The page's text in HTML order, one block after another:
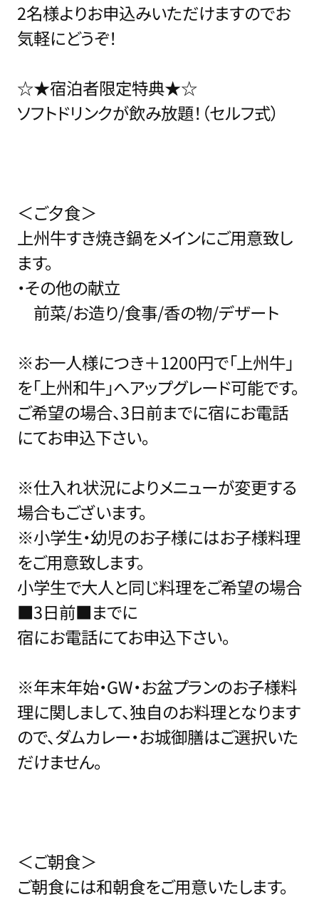
2名様よりお申込みいただけますのでお
気軽にどうぞ！
☆★宿泊者限定特典★☆
ソフトドリンクが飲み放題！（セルフ式）
＜ご夕食＞
上州牛すき焼き鍋をメインにご用意致し
ます。
・その他の献立
前菜/お造り/食事/香の物/デザート
※お一人様につき＋1200円で「上州牛」
を「上州和牛」へアップグレード可能です。
ご希望の場合、3日前までに宿にお電話
にてお申込下さい。
※仕入れ状況によりメニューが変更する
場合もございます。
※小学生・幼児のお子様にはお子様料理
をご用意致します。
小学生で大人と同じ料理をご希望の場合
■3日前■までに
宿にお電話にてお申込下さい。
※年末年始・GW・お盆プランのお子様料
理に関しまして、独自のお料理となります
ので、ダムカレー・お城御膳はご選択いた
だけません。
＜ご朝食＞
ご朝食には和朝食をご用意いたします。